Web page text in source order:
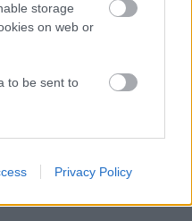
storage
on web or
to be sent to
purposes.
me
on web or
Privacy Policy
akik inkább így ünnepelnék a
EGY